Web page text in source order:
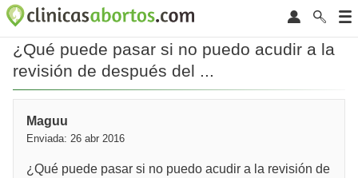
¿Qué puede pasar si no puedo acudir a la
revisión de después del ...
Maguu
Enviada: 26 abr 2016
¿Qué puede pasar si no puedo acudir a la revisión de